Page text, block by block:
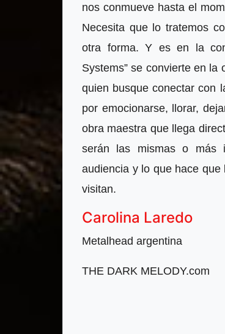
nos conmueve hasta el
Necesita que lo tratemos
otra forma. Y es en la
Systems” se convierte en la
quien busque conectar con
por emocionarse, llorar,
obra maestra que llega
serán las mismas o más
audiencia y lo que hace
visitan.
Carolina Laredo
Metalhead argentina
THE DARK MELODY.com